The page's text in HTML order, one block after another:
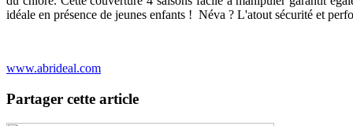
idéale en présence de jeunes enfants ! Néva ? L'atout sécurité et
www.abrideal.com
Partager cette article